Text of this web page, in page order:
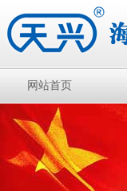
网站首页